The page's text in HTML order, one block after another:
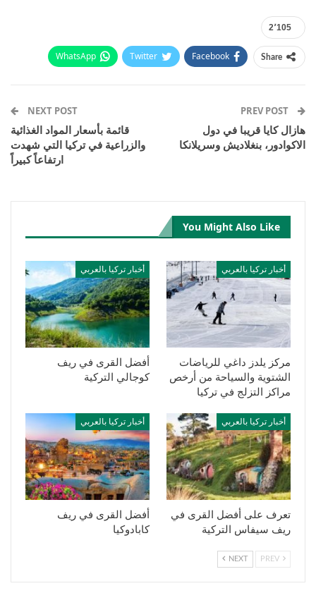
2٬105
Share
Facebook
Twitter
WhatsApp
هازال كايا قريبا في دول
الاكوادور، بنغلاديش وسريلانكا
NEXT POST
قائمة بأسعار المواد الغذائية
والزراعية في تركيا التي شهدت
ارتفاعاً كبيراً
You Might Also Like
أخبار تركيا بالعربي
مركز يلدز داغي للرياضات
الشتوية والسياحة من أرخص
مراكز التزلج في تركيا
أخبار تركيا بالعربي
أفضل القرى في ريف
كوجالي التركية
أخبار تركيا بالعربي
تعرف على أفضل القرى في
ريف سيفاس التركية
أخبار تركيا بالعربي
أفضل القرى في ريف
كابادوكيا
NEXT